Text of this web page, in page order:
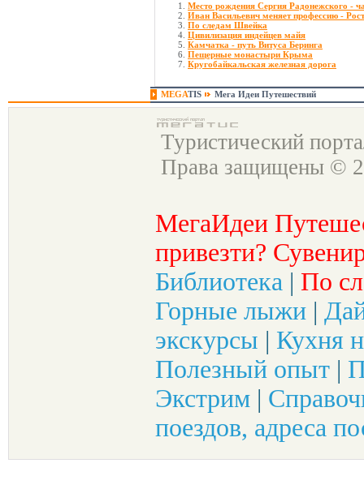
Место рождения Сергия Радонежского -
Иван Васильевич меняет профессию -
По следам Швейка
Цивилизация индейцев майя
Камчатка - путь Витуса Беринга
Пещерные монастыри Крыма
Кругобайкальская железная дорога
MEGATIS Мега Идеи Путешествий
Туристический
Права защищены ©
МегаИдеи
привезти?
Библиотека | По
Горные лыжи |
экскурсы | Кухня
Полезный опыт |
Экстрим |
поездов, адреса